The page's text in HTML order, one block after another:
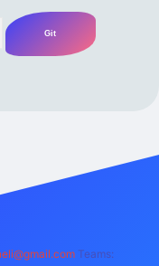
Teams: